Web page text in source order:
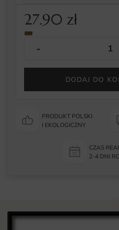
27.90 zł
DODAJ DO
PRODUKT POLSKI
I EKOLOGICZNY
CZAS
2-4 DNI